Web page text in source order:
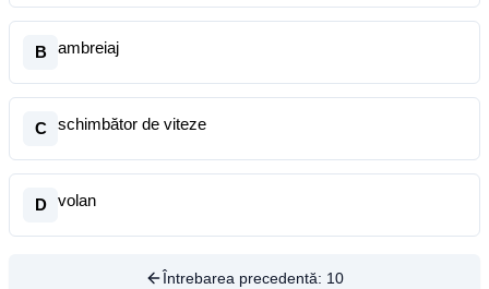
B ambreiaj
C schimbător de viteze
D volan
Întrebarea precedentă: 10